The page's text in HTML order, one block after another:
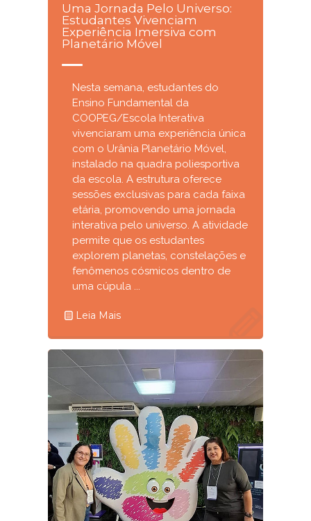
Uma Jornada Pelo Universo:
Estudantes Vivenciam
Experiência Imersiva com
Planetário Móvel
Nesta semana, estudantes do
Ensino Fundamental da
COOPEG/Escola Interativa
vivenciaram uma experiência única
com o Urânia Planetário Móvel,
instalado na quadra poliesportiva
da escola. A estrutura oferece
sessões exclusivas para cada faixa
etária, promovendo uma jornada
interativa pelo universo. A atividade
permite que os estudantes
explorem planetas, constelações e
fenômenos cósmicos dentro de
uma cúpula ...
Leia Mais